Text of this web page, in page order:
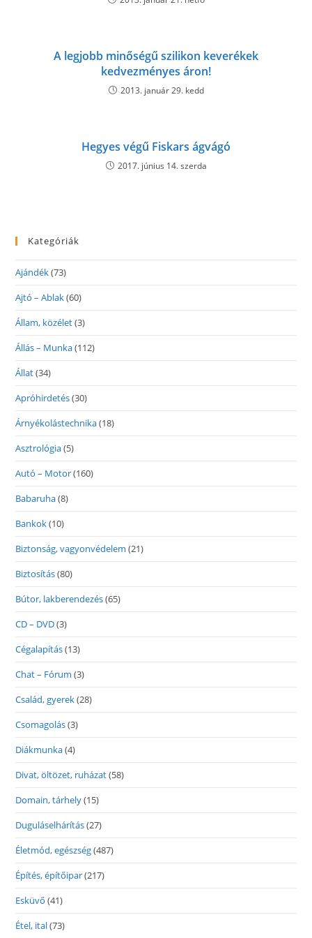
A legjobb minőségű szilikon keverékek
kedvezményes áron!
2013. január 29. kedd
Hegyes végű Fiskars ágvágó
2017. június 14. szerda
Kategóriák
Ajándék(73)
Ajtó – Ablak(60)
Állam, közélet(3)
Állás – Munka(112)
Állat(34)
Apróhirdetés(30)
Árnyékolástechnika(18)
Asztrológia(5)
Autó – Motor(160)
Babaruha(8)
Bankok(10)
Biztonság, vagyonvédelem (21)
Biztosítás(80)
Bútor, lakberendezés(65)
CD – DVD(3)
Cégalapítás(13)
Chat – Fórum (3)
Család, gyerek(28)
Csomagolás(3)
Diákmunka(4)
Divat, öltözet, ruházat(58)
Domain, tárhely(15)
Duguláselhárítás(27)
Életmód, egészség(487)
Építés, építőipar(217)
Esküvő (41)
Étel, ital(73)